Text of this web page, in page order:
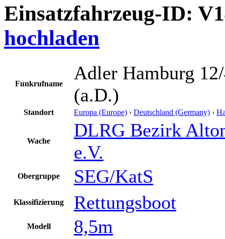
Einsatzfahrzeug-ID:
hochladen
Funkrufname
Adler Hamburg
(a.D.)
Standort Europa (Europe) › Deutschland (Germany) ›
Wache
DLRG Bezirk
e.V.
Obergruppe SEG/KatS
Klassifizierung Rettungsboot
Modell 8,5m